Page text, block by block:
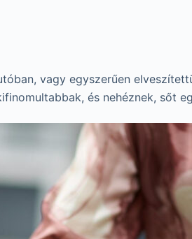
vagy egyszerűen
és nehéznek, sőt